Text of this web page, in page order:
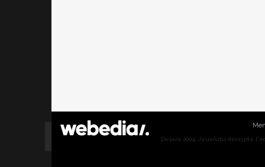
Depuis 2004, JeuxActu décrypte